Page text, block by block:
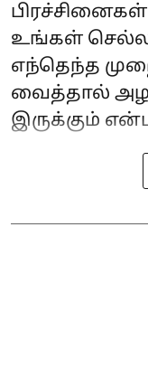
உங்கள்
எந்தெந்த
வைத்தால்
இருக்கும்